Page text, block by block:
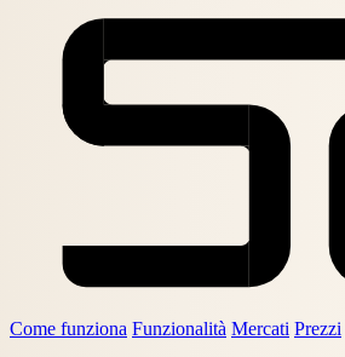
Come funziona Funzionalità Mercati Prezzi